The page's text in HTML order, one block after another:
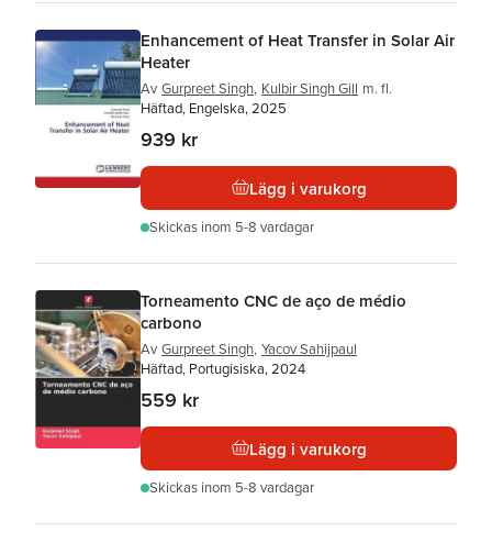
Enhancement of Heat Transfer in Solar Air
Heater
Av Gurpreet Singh, Kulbir Singh Gill m. fl.
Häftad, Engelska, 2025
939 kr
Lägg i varukorg
Skickas inom 5-8 vardagar
Torneamento CNC de aço de médio
carbono
Av Gurpreet Singh, Yacov Sahijpaul
Häftad, Portugisiska, 2024
559 kr
Lägg i varukorg
Skickas inom 5-8 vardagar